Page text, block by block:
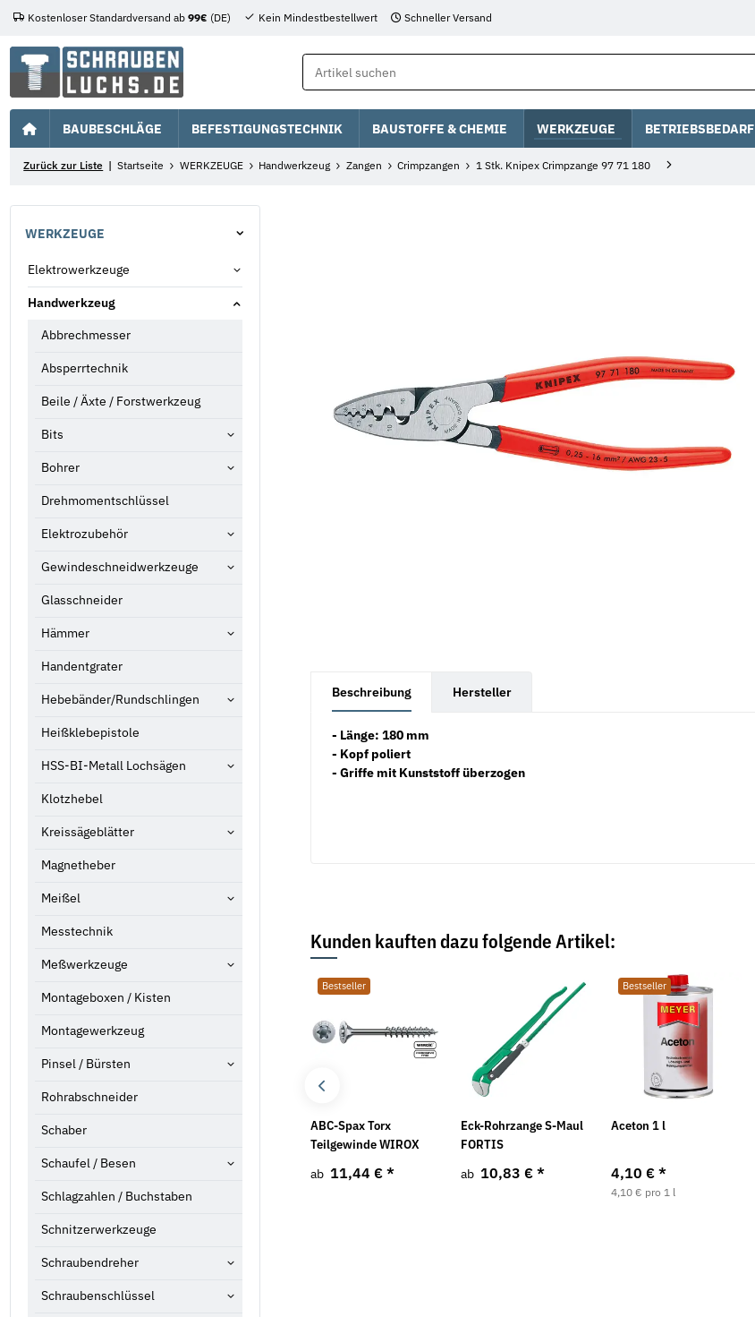
Kostenloser Standardversand ab 99€ (DE) Kein Mindestbestellwert Schneller Versand
BAUBESCHLÄGE BEFESTIGUNGSTECHNIK BAUSTOFFE & CHEMIE WERKZEUGE BETRIEBSBEDARF
Zurück zur Liste Startseite WERKZEUGE Handwerkzeug Zangen Crimpzangen 1 Stk. Knipex Crimpzange 97 71 180
Beschreibung Hersteller
- Länge: 180 mm
- Kopf poliert
- Griffe mit Kunststoff überzogen
Kunden kauften dazu folgende Artikel:
Linsenflanschschrauben
Innensechskant
1,02 €* 4,33 €
Bestseller
ABC-Spax Torx
Teilgewinde WIROX
ab 11,44 € *
Eck-Rohrzange S-Maul
FORTIS
ab 10,83 € *
Bestseller
Aceton 1 l
4,10 €*
4,10 € pro 1 l
WERKZEUGE
Elektrowerkzeuge
Handwerkzeug
Abbrechmesser
Absperrtechnik
Beile / Äxte / Forstwerkzeug
Bits
Bohrer
Drehmomentschlüssel
Elektrozubehör
Gewindeschneidwerkzeuge
Glasschneider
Hämmer
Handentgrater
Hebebänder/Rundschlingen
Heißklebepistole
HSS-BI-Metall Lochsägen
Klotzhebel
Kreissägeblätter
Magnetheber
Meißel
Messtechnik
Meßwerkzeuge
Montageboxen / Kisten
Montagewerkzeug
Pinsel / Bürsten
Rohrabschneider
Schaber
Schaufel / Besen
Schlagzahlen / Buchstaben
Schnitzerwerkzeuge
Schraubendreher
Schraubenschlüssel